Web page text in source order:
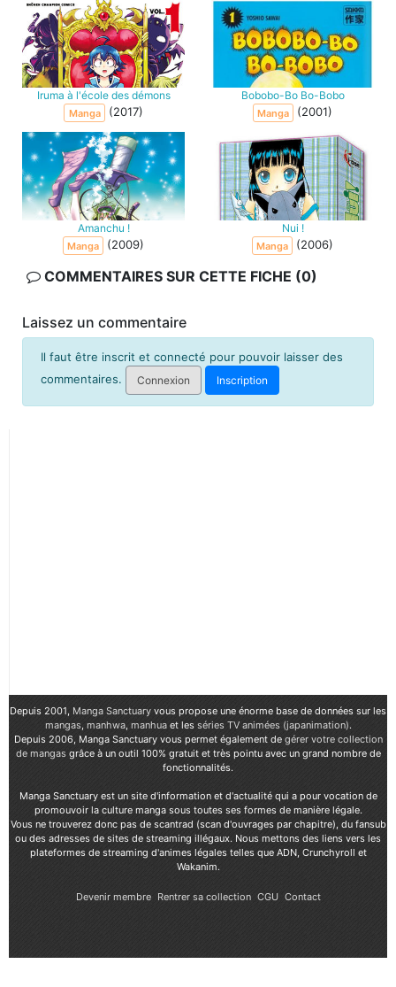
Iruma à l'école des démons
Manga (2017)
Bobobo-Bo Bo-Bobo
Manga (2001)
Amanchu !
Manga (2009)
Nui !
Manga (2006)
COMMENTAIRES SUR CETTE FICHE (0)
Laissez un commentaire
Il faut être inscrit et connecté pour pouvoir laisser des
commentaires.
Connexion Inscription
Depuis 2001, Manga Sanctuary vous propose une énorme base de données sur les
mangas, manhwa, manhuaet les séries TV animées (japanimation).
Depuis 2006, Manga Sanctuary vous permet également de gérer votre collection
de mangasgrâce à un outil 100% gratuit et très pointu avec un grand nombre de
fonctionnalités.
Manga Sanctuary est un site d'information et d'actualité qui a pour vocation de
promouvoir la culture manga sous toutes ses formes de manière légale.
Vous ne trouverez donc pas de scantrad (scan d'ouvrages par chapitre), du fansub
ou des adresses de sites de streaming illégaux. Nous mettons des liens vers les
plateformes de streaming d'animes légales telles que ADN, Crunchyroll et
Wakanim.
Devenir membre Rentrer sa collection CGU Contact